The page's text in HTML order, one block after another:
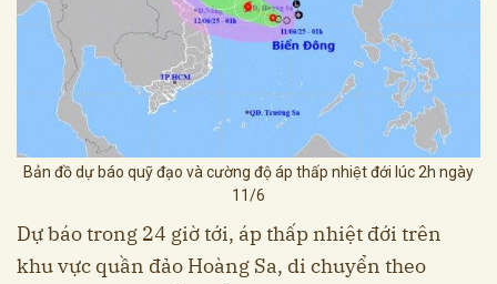
Bản đồ dự báo quỹ đạo và cường độ áp thấp nhiệt đới lúc 2h ngày
11/6
Dự báo trong 24 giờ tới, áp thấp nhiệt đới trên
khu vực quần đảo Hoàng Sa, di chuyển theo